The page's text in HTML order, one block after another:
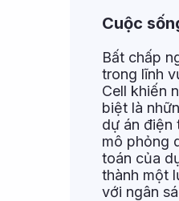
Cuộc
Bất chấp
trong lĩnh
Cell khiến
biệt là
dự án điện
mô phỏng
toán của
thành một
với ngân